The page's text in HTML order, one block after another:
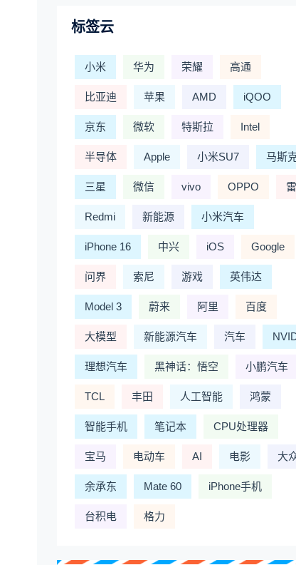
标签云
小米 华为 荣耀 高通
比亚迪 苹果 AMD iQOO
京东 微软 特斯拉 Intel
半导体 Apple 小米SU7 马斯
三星 微信 vivo OPPO
Redmi 新能源 小米汽车
iPhone 16 中兴 iOS Google
问界 索尼 游戏 英伟达
Model 3 蔚来 阿里 百度
大模型 新能源汽车 汽车
理想汽车 黑神话：悟空 小鹏汽车
TCL 丰田 人工智能 鸿蒙
智能手机 笔记本 CPU处理器
宝马 电动车 AI 电影 大
余承东 Mate 60 iPhone手机
台积电 格力